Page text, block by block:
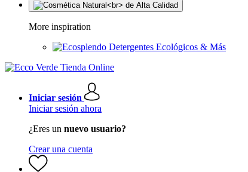
More inspiration
Detergentes Ecológicos & Más
Iniciar sesión
Iniciar sesión ahora
¿Eres un nuevo usuario?
Crear una cuenta